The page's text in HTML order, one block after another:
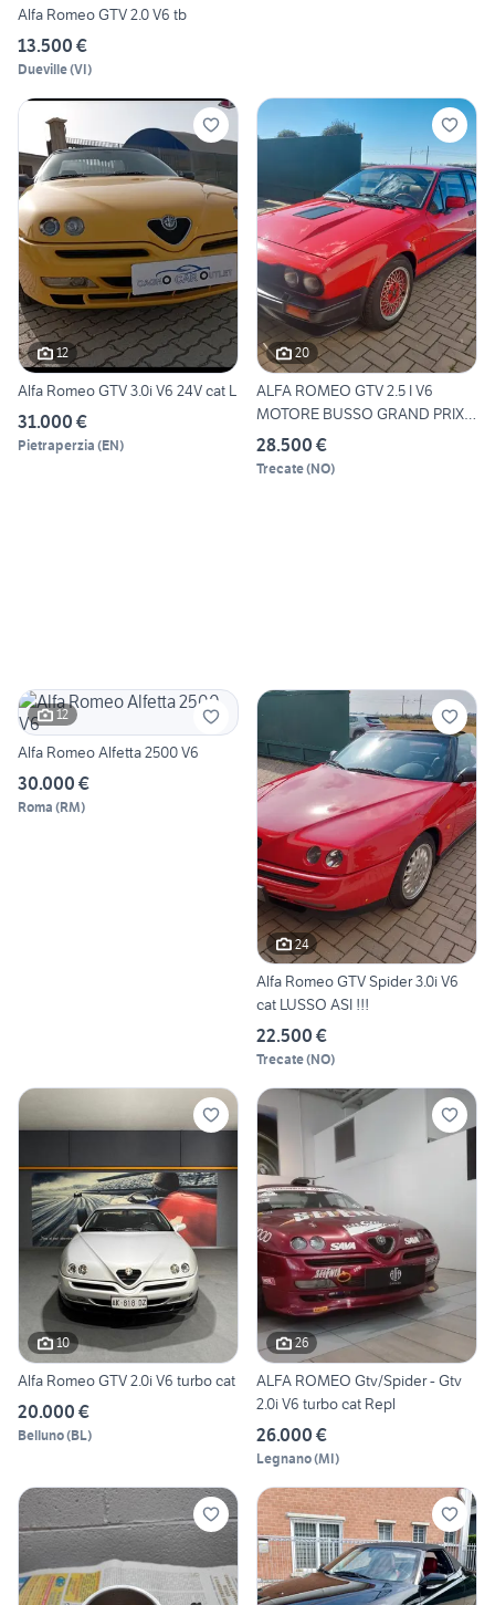
Alfa Romeo GTV 2.0 V6 tb
13.500 €
Dueville(VI)
12
Alfa Romeo GTV 3.0i V6 24V cat L
31.000 €
Pietraperzia (EN)
20
ALFA ROMEO GTV 2.5 I V6
MOTORE BUSSO GRAND PRIX
AS
28.500 €
Trecate(NO)
12
Alfa Romeo Alfetta 2500 V6
30.000 €
Roma (RM)
24
Alfa Romeo GTV Spider 3.0i V6
cat LUSSO ASI !!!
22.500 €
Trecate(NO)
10
Alfa Romeo GTV 2.0i V6 turbo cat
20.000 €
Belluno(BL)
26
ALFA ROMEO Gtv/Spider - Gtv
2.0i V6 turbo cat Repl
26.000 €
Legnano(MI)